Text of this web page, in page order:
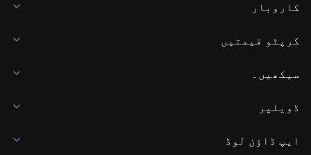
کاروبار
کرپٹو قیمتیں
سیکھیں۔
ڈویلپر
ایپ ڈاؤن لوڈ